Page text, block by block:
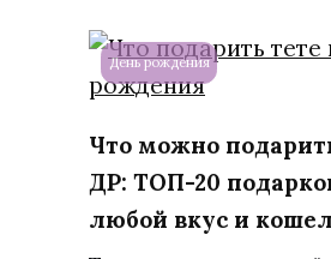
День рождения
Что можно
ДР: ТОП-20
любой вкус и